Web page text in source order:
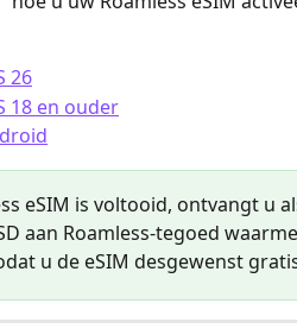
26
18 en ouder
eSIM is voltooid, ontvangt u
aan Roamless-tegoed
u de eSIM desgewenst